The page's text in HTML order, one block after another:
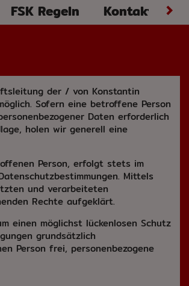
FSK Regeln Kontakt
der / von Konstantin
Sofern eine betroffene Person
Daten erforderlich
holen wir generell eine
Person, erfolgt stets im
Mittels
und verarbeiteten
Rechte aufgeklärt.
einen möglichst lückenlosen Schutz
grundsätzlich
Person frei, personenbezogene